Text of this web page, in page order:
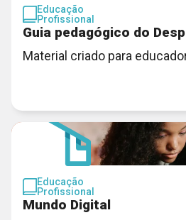
Educação
Profissional
Guia pedagógico do
Material criado para
Educação
Profissional
Mundo Digital